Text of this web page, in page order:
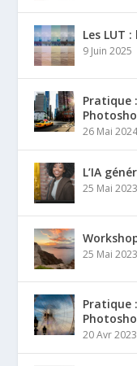
Les LUT
9 Juin 2025
Pratique
26 Mai
L’IA
25 Mai 2023
25 Mai 2023
Pratique
20 Avr 2023